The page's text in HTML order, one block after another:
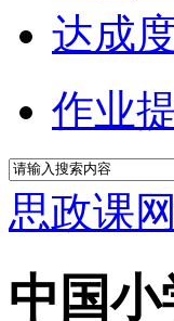
达成
作业
思政课
中国